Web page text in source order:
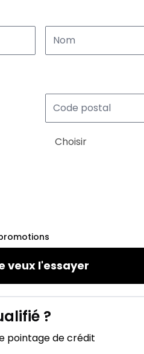
veux l'essayer
?
pointage de crédit